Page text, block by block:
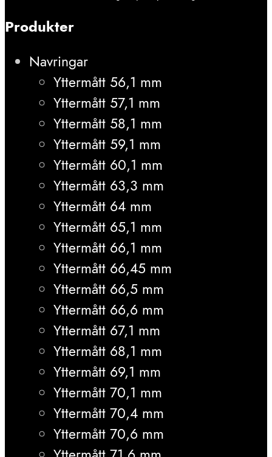
Produkter
Navringar
Yttermått 56,1 mm
Yttermått 57,1 mm
Yttermått 58,1 mm
Yttermått 59,1 mm
Yttermått 60,1 mm
Yttermått 63,3 mm
Yttermått 64 mm
Yttermått 65,1 mm
Yttermått 66,1 mm
Yttermått 66,45 mm
Yttermått 66,5 mm
Yttermått 66,6 mm
Yttermått 67,1 mm
Yttermått 68,1 mm
Yttermått 69,1 mm
Yttermått 70,1 mm
Yttermått 70,4 mm
Yttermått 70,6 mm